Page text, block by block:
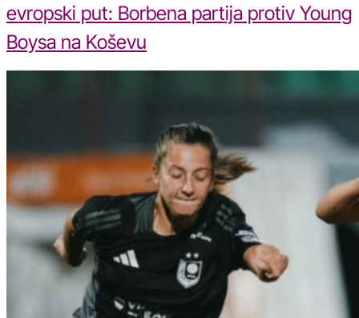
evropski put: Borbena partija protiv Young
Boysa na Koševu